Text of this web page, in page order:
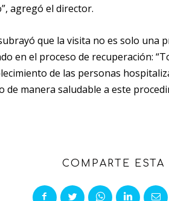
agregó el director.
que la visita no es solo una
en el proceso de recuperación:
de las personas
de manera saludable a este
COMPARTE